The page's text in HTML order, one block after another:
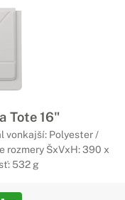
Tote 16"
vonkajší: Polyester /
rozmery ŠxVxH: 390 x
532 g